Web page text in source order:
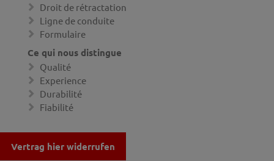
Droit de rétractation
Ligne de conduite
Formulaire
Ce qui nous distingue
Qualité
Experience
Durabilité
Fiabilité
Vertrag hier widerrufen